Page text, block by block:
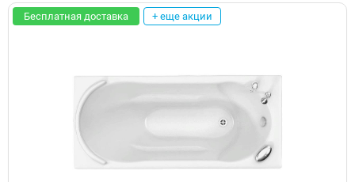
Бесплатная доставка + еще акции